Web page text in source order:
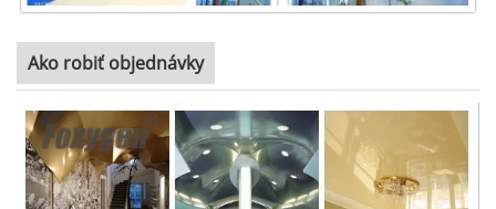
Ako robiť objednávky